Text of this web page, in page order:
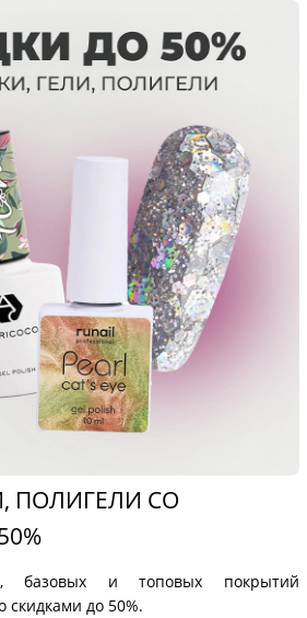
ПОЛИГЕЛИ СО
базовых и топовых покрытий
скидками до 50%.